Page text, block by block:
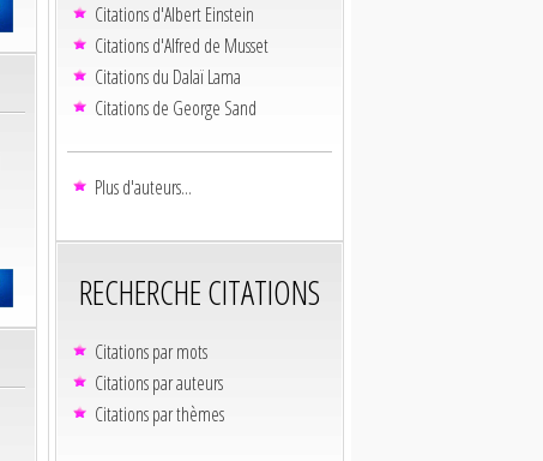
Citations d'Albert Einstein
Citations d'Alfred de Musset
Citations du Dalaï Lama
Citations de George Sand
Plus d'auteurs...
RECHERCHE CITATIONS
Citations par mots
Citations par auteurs
Citations par thèmes